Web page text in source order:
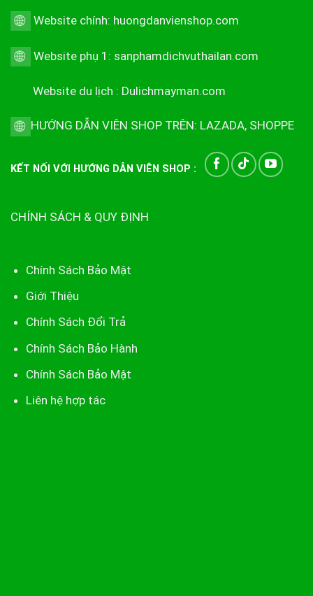
Website chính: huongdanvienshop.com
Website phụ 1: sanphamdichvuthailan.com
Website du lịch : Dulichmayman.com
HƯỚNG DẪN VIÊN SHOP TRÊN: LAZADA, SHOPPE
KẾT NỐI VỚI HƯỚNG DẪN VIÊN SHOP :
CHÍNH SÁCH & QUY ĐỊNH
Chính Sách Bảo Mật
Giới Thiệu
Chính Sách Đổi Trả
Chính Sách Bảo Hành
Chính Sách Bảo Mật
Liên hệ hợp tác